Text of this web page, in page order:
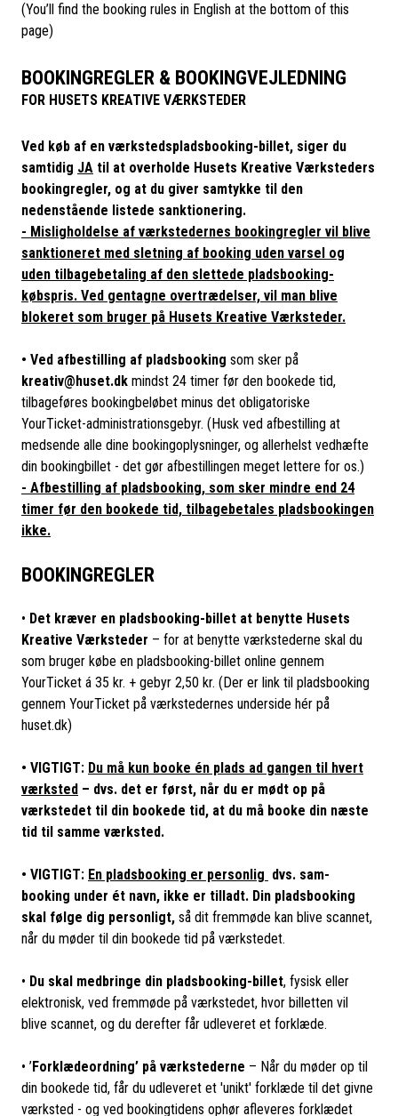
(You’ll find the booking rules in English at the bottom of this
page)
BOOKINGREGLER & BOOKINGVEJLEDNING
FOR HUSETS KREATIVE VÆRKSTEDER
Ved køb af en værkstedspladsbooking-billet, siger du
samtidig JA til at overholde Husets Kreative Værksteders
bookingregler, og at du giver samtykke til den
nedenstående listede sanktionering.
- Misligholdelse af værkstedernes bookingregler vil blive
sanktioneret med sletning af booking uden varsel og
uden tilbagebetaling af den slettede pladsbooking-
købspris. Ved gentagne overtrædelser, vil man blive
blokeret som bruger på Husets Kreative Værksteder.
• Ved afbestilling af pladsbooking som sker på
kreativ@huset.dk mindst 24 timer før den bookede tid,
tilbageføres bookingbeløbet minus det obligatoriske
YourTicket-administrationsgebyr. (Husk ved afbestilling at
medsende alle dine bookingoplysninger, og allerhelst vedhæfte
din bookingbillet - det gør afbestillingen meget lettere for os.)
- Afbestilling af pladsbooking, som sker mindre end 24
timer før den bookede tid, tilbagebetales pladsbookingen
ikke.
BOOKINGREGLER
• Det kræver en pladsbooking-billet at benytte Husets
Kreative Værksteder – for at benytte værkstederne skal du
som bruger købe en pladsbooking-billet online gennem
YourTicket á 35 kr. + gebyr 2,50 kr. (Der er link til pladsbooking
gennem YourTicket på værkstedernes underside hér på
huset.dk)
• VIGTIGT: Du må kun booke én plads ad gangen til hvert
værksted – dvs. det er først, når du er mødt op på
værkstedet til din bookede tid, at du må booke din næste
tid til samme værksted.
• VIGTIGT: En pladsbooking er personlig dvs. sam-
booking under ét navn, ikke er tilladt. Din pladsbooking
skal følge dig personligt, så dit fremmøde kan blive scannet,
når du møder til din bookede tid på værkstedet.
• Du skal medbringe din pladsbooking-billet, fysisk eller
elektronisk, ved fremmøde på værkstedet, hvor billetten vil
blive scannet, og du derefter får udleveret et forklæde.
• ’Forklædeordning’ på værkstederne – Når du møder op til
din bookede tid, får du udleveret et 'unikt' forklæde til det givne
værksted - og ved bookingtidens ophør afleveres forklædet